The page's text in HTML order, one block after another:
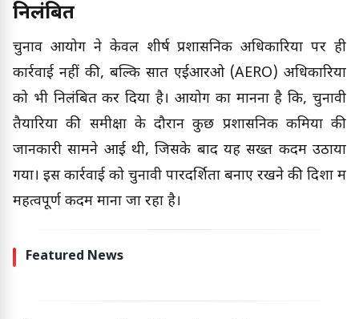
निलंबित
चुनाव आयोग ने केवल शीर्ष प्रशासनिक अधिकारियों पर ही
कार्रवाई नहीं की, बल्कि सात एईआरओ (AERO) अधिकारियों
को भी निलंबित कर दिया है। आयोग का मानना है कि, चुनावी
तैयारियों की समीक्षा के दौरान कुछ प्रशासनिक कमियों की
जानकारी सामने आई थी, जिसके बाद यह सख्त कदम उठाया
गया। इस कार्रवाई को चुनावी पारदर्शिता बनाए रखने की दिशा में
महत्वपूर्ण कदम माना जा रहा है।
Featured News